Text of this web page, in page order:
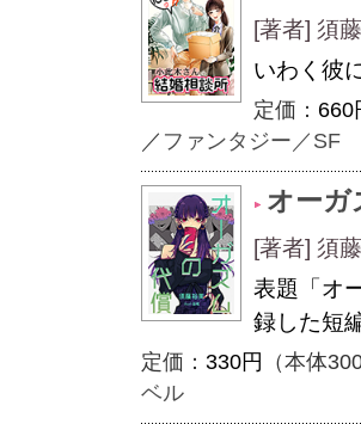
[著者] 須
いわく彼
定価： 660
／ ファンタジー／SF
オーガ
[著者] 須
表題「オ
録した短
定価： 330円
（本体
ベル